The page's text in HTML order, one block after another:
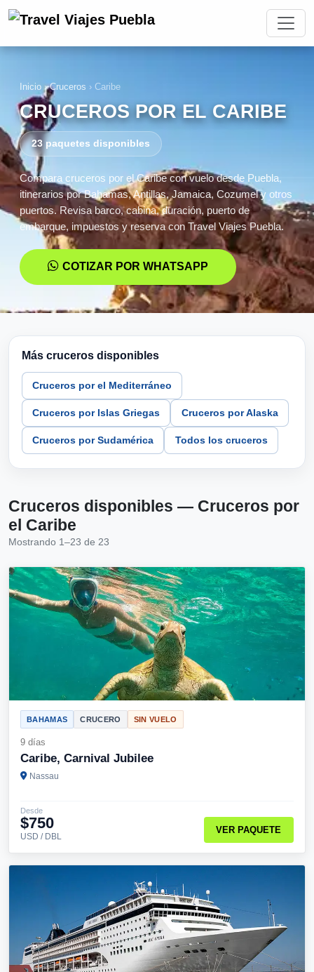
Inicio ›Cruceros › Caribe
CRUCEROS POR EL CARIBE
23 paquetes disponibles
Compara cruceros por el Caribe con vuelo desde Puebla,
itinerarios por Bahamas, Antillas, Jamaica, Cozumel y otros
puertos. Revisa barco, cabina, duración, puerto de
embarque, impuestos y reserva con Travel Viajes Puebla.
COTIZAR POR WHATSAPP
Más cruceros disponibles
Cruceros por el Mediterráneo
Cruceros por Islas Griegas Cruceros por Alaska
Cruceros por Sudamérica Todos los cruceros
Cruceros disponibles — Cruceros por
el Caribe
Mostrando 1–23 de 23
BAHAMAS CRUCERO SIN VUELO
9 días
Caribe, Carnival Jubilee
Nassau
Desde
$750
USD / DBL
VER PAQUETE